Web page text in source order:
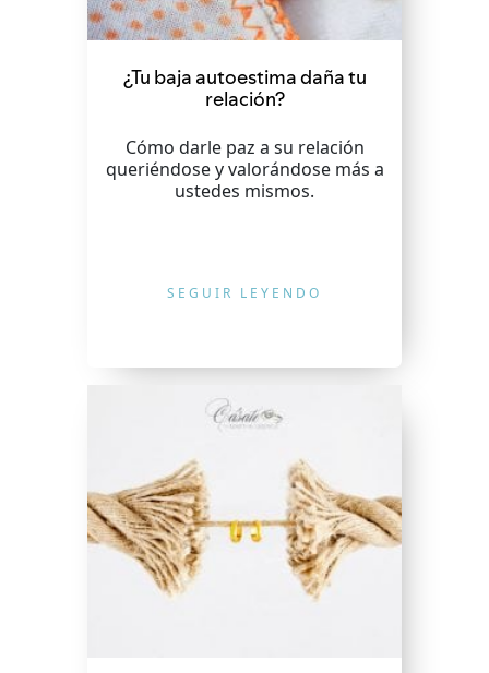
¿Tu baja autoestima daña tu
relación?
Cómo darle paz a su relación
queriéndose y valorándose más a
ustedes mismos.
SEGUIR LEYENDO